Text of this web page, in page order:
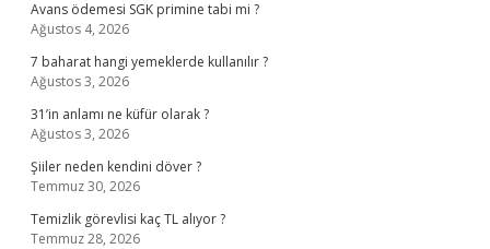
Avans ödemesi SGK primine tabi mi ?
Ağustos 4, 2026
7 baharat hangi yemeklerde kullanılır ?
Ağustos 3, 2026
31’in anlamı ne küfür olarak ?
Ağustos 3, 2026
Şiiler neden kendini döver ?
Temmuz 30, 2026
Temizlik görevlisi kaç TL alıyor ?
Temmuz 28, 2026